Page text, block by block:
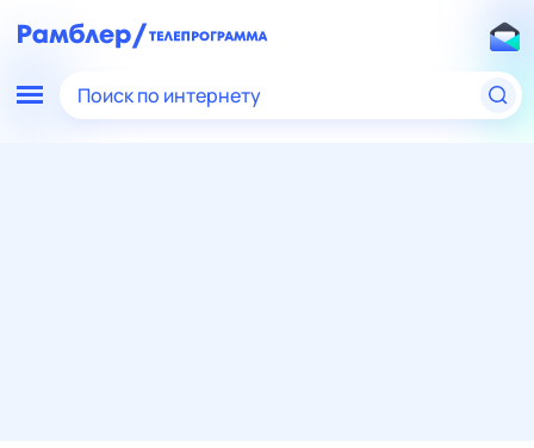
Поиск по интернету